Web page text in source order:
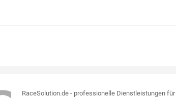
RaceSolution.de - professionelle Dienstleistungen